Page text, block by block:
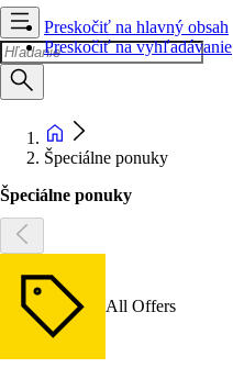
Preskočiť na hlavný obsah
Preskočiť na vyhľadávanie
Špeciálne ponuky
Špeciálne ponuky
All Offers